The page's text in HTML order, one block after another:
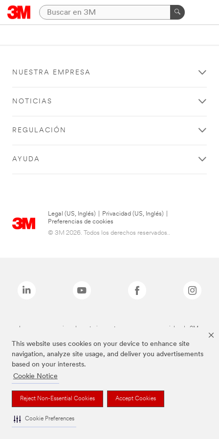
This website uses cookies on your device to enhance site
navigation, analyze site usage, and deliver you advertisements
based on your interests.
Cookie Notice
Reject Non-Essential Cookies Accept Cookies
Cookie Preferences
NUESTRA EMPRESA
NOTICIAS
REGULACIÓN
AYUDA
Legal (US, Inglés) Privacidad (US, Inglés)
Preferencias de cookies
© 3M 2026. Todos los derechos reservados..
Las marcas mencionadas anteriormente son marcas comerciales de 3M.